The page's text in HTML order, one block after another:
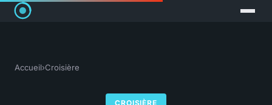
Accueil›Croisière
CROISIÈRE